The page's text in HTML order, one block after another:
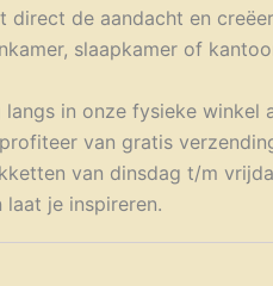
de aandacht en
slaapkamer of
in onze fysieke winkel
van gratis
van dinsdag t/m
je inspireren.